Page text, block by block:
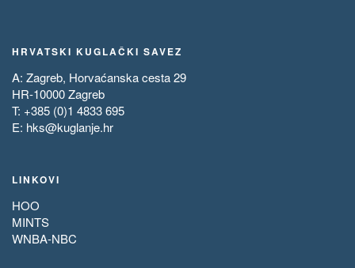
HRVATSKI KUGLAČKI SAVEZ
A: Zagreb, Horvaćanska cesta 29
HR-10000 Zagreb
T: +385 (0)1 4833 695
E: hks@kuglanje.hr
LINKOVI
HOO
MINTS
WNBA-NBC